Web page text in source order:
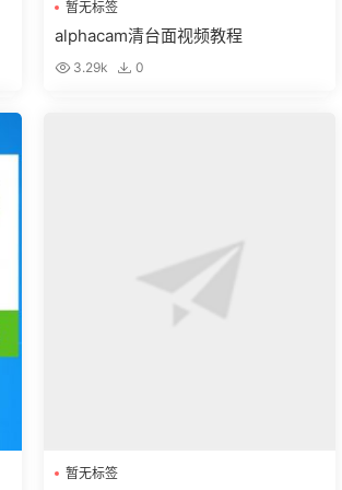
暂无标签
alphacam清台面视频教程
3.29k 0
暂无标签